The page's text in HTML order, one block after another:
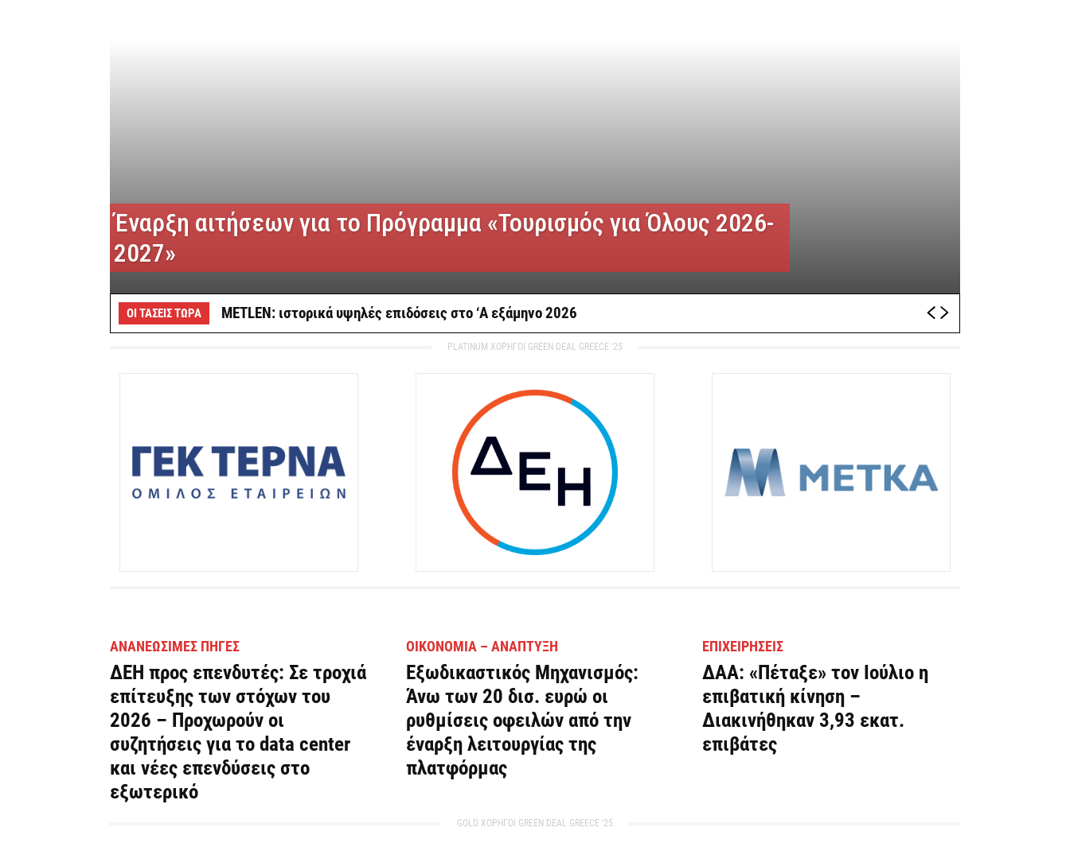
Έναρξη αιτήσεων για το Πρόγραμμα «Τουρισμός για Όλους 2026-
2027»
ΟΙ ΤΆΣΕΙΣ ΤΏΡΑ METLEN: ιστορικά υψηλές επιδόσεις στο ‘A εξάμηνο 2026
PLATINUM ΧΟΡΗΓΟΙ GREEN DEAL GREECE '25
ΑΝΑΝΕΏΣΙΜΕΣ ΠΗΓΈΣ
ΔΕΗ προς επενδυτές: Σε τροχιά
επίτευξης των στόχων του
2026 – Προχωρούν οι
συζητήσεις για το data center
και νέες επενδύσεις στο
εξωτερικό
ΟΙΚΟΝΟΜΊΑ – ΑΝΆΠΤΥΞΗ
Εξωδικαστικός Μηχανισμός:
Άνω των 20 δισ. ευρώ οι
ρυθμίσεις οφειλών από την
έναρξη λειτουργίας της
πλατφόρμας
ΕΠΙΧΕΙΡΉΣΕΙΣ
ΔΑΑ: «Πέταξε» τον Ιούλιο η
επιβατική κίνηση –
Διακινήθηκαν 3,93 εκατ.
επιβάτες
GOLD ΧΟΡΗΓΟΙ GREEN DEAL GREECE '25